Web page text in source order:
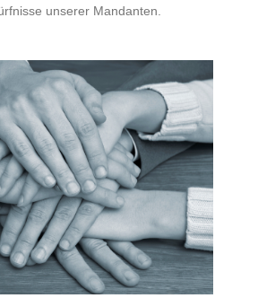
unserer Mandanten.